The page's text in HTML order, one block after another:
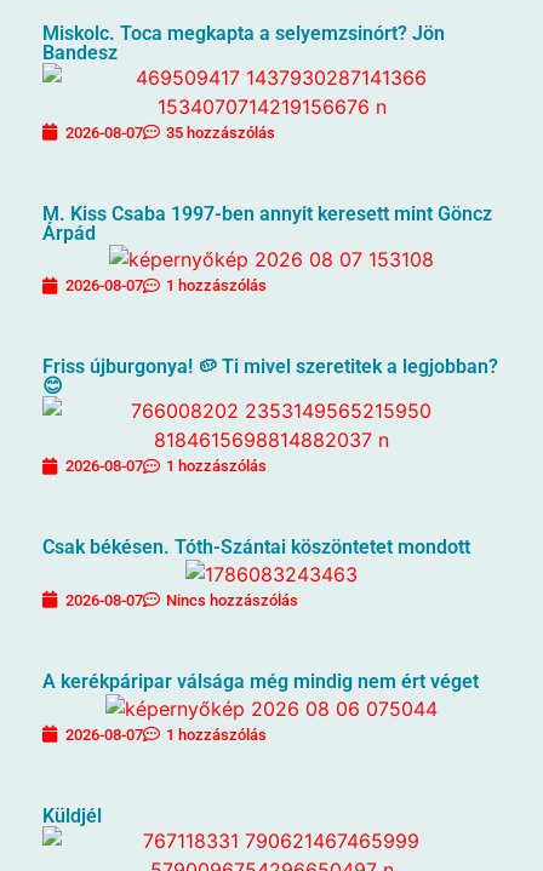
Miskolc. Toca megkapta a selyemzsinórt? Jön
Bandesz
2026-08-07 35 hozzászólás
M. Kiss Csaba 1997-ben annyit keresett mint Göncz
Árpád
2026-08-07 1 hozzászólás
Friss újburgonya! 🥔 Ti mivel szeretitek a legjobban?
😊
2026-08-07 1 hozzászólás
Csak békésen. Tóth-Szántai köszöntetet mondott
2026-08-07 Nincs hozzászólás
A kerékpáripar válsága még mindig nem ért véget
2026-08-07 1 hozzászólás
Küldjél